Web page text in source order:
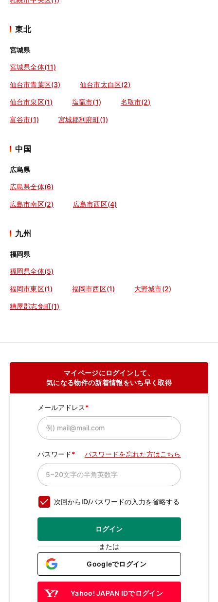
東北
宮城県
宮城県全体(11)
仙台市青葉区(3) 仙台市太白区(2)
仙台市泉区(1) 塩竈市(1) 名取市(2)
富谷市(1) 宮城郡利府町(1)
中国
広島県
広島県全体(6)
広島市南区(2) 広島市西区(4)
九州
福岡県
福岡県全体(5)
福岡市東区(1) 福岡市西区(1) 大野城市(2)
糟屋郡志免町(1)
マイページにログインして、
気になる物件の新着情報をいち早く取得
メールアドレス
パスワード パスワードを忘れた方はこちら
次回からID/パスワードの入力を省略する
ログイン
または
Googleでログイン
Yahoo! JAPAN IDでログイン